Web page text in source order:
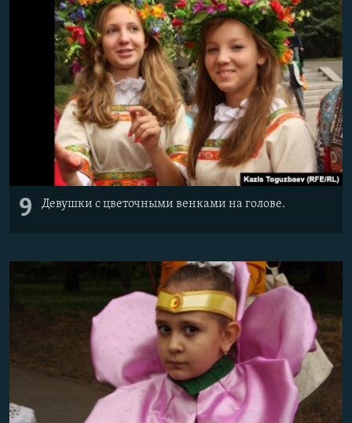
9 Девушки с цветочными венками на голове.